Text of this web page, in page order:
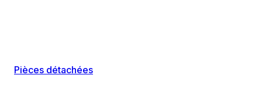
Pièces détachées